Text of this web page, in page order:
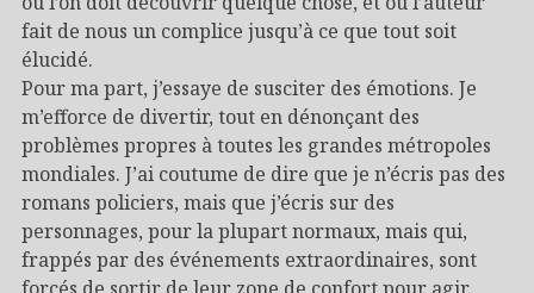
fait de nous un complice jusqu’à ce que tout soit
élucidé.
Pour ma part, j’essaye de susciter des émotions. Je
m’efforce de divertir, tout en dénonçant des
problèmes propres à toutes les grandes métropoles
mondiales. J’ai coutume de dire que je n’écris pas des
romans policiers, mais que j’écris sur des
personnages, pour la plupart normaux, mais qui,
frappés par des événements extraordinaires, sont
forcés de sortir de leur zone de confort pour agir.